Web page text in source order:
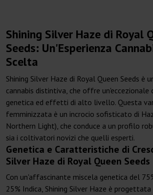
Shining Silver Haze di Royal
Seeds: Un'Esperienza
Scelta
Shining Silver Haze di Royal Queen Seeds è
cannabis distintiva, che offre un'eccezionale
genetica ed effetti di alto livello. Questa
femminizzata è un incrocio sofisticato di
Northern Light), che conduce a un profilo
sia i coltivatori novizi che quelli esperti.
Genetica e Caratteristiche di
Silver Haze di Royal Queen Seeds
Con un'affascinante miscela genetica del
25% Indica, Shining Silver Haze è progettata